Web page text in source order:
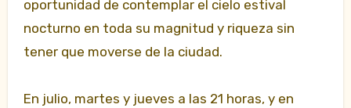
oportunidad de contemplar el cielo estival
nocturno en toda su magnitud y riqueza sin
tener que moverse de la ciudad.
En julio, martes y jueves a las 21 horas, y en